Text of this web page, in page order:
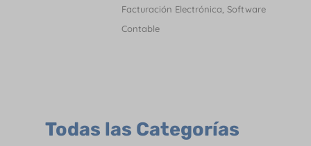
Facturación Electrónica, Software
Contable
Todas las Categorías